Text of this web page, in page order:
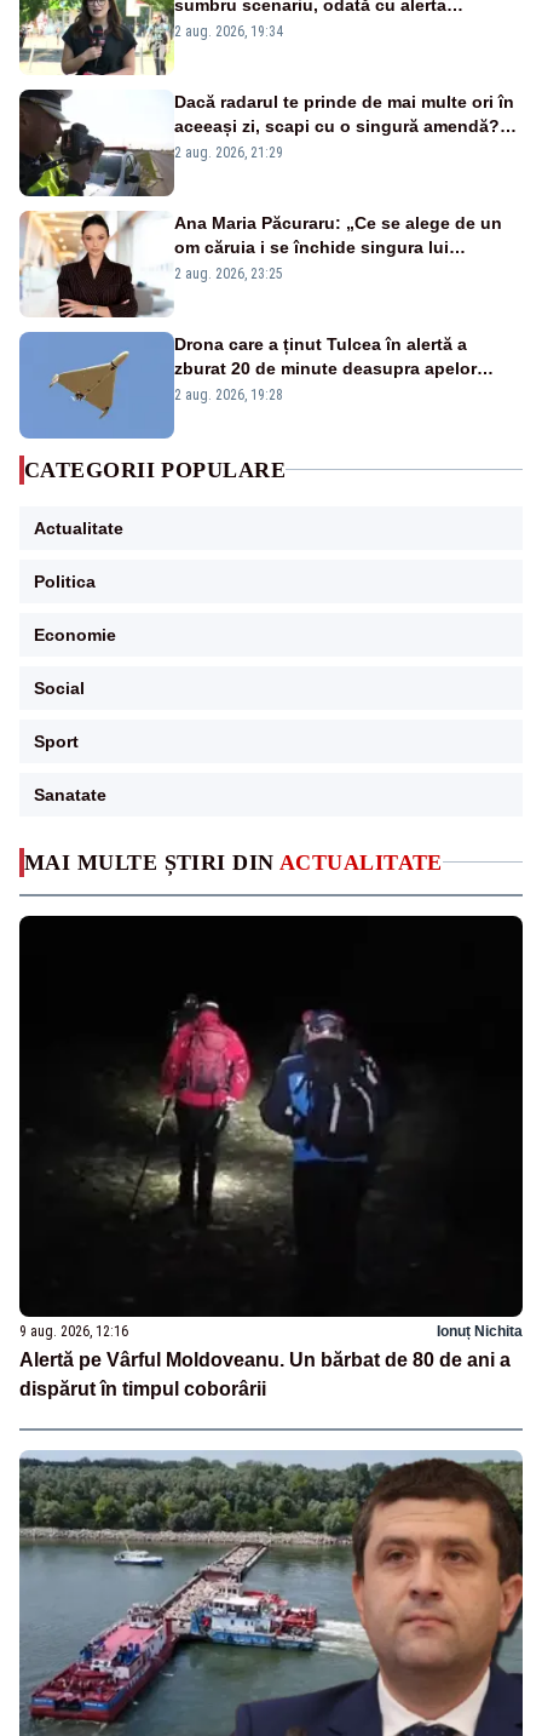
MAI MULTE ȘTIRI DIN ACTUALITATE
9 aug. 2026, 12:16 Ionuț Nichita
Alertă pe Vârful Moldoveanu. Un bărbat de 80 de ani a
dispărut în timpul coborârii
sumbru scenariu, odată cu alerta
energetică
2 aug. 2026, 19:34
Dacă radarul te prinde de mai multe ori în
aceeași zi, scapi cu o singură amendă?
Ce spune legea
2 aug. 2026, 21:29
Ana Maria Păcuraru: „Ce se alege de un
om căruia i se închide singura lui
portiță?”
2 aug. 2026, 23:25
Drona care a ținut Tulcea în alertă a
zburat 20 de minute deasupra apelor
României. Au fost ridicate două F-16
2 aug. 2026, 19:28
CATEGORII POPULARE
Actualitate
Politica
Economie
Social
Sport
Sanatate